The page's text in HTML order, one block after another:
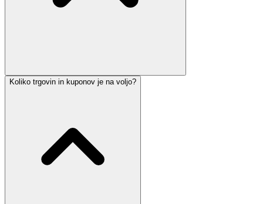
Koliko trgovin in kuponov je na voljo?